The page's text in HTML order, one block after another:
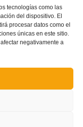
tecnologías como las
del dispositivo. El
procesar datos como el
únicas en este sitio.
negativamente a
de 2024